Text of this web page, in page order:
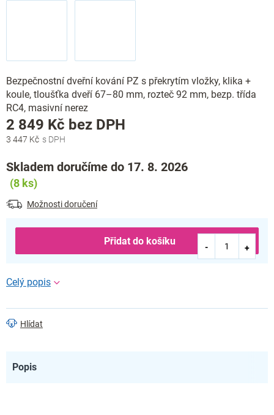
Bezpečnostní dveřní kování PZ s překrytím vložky, klika +
koule, tloušťka dveří 67–80 mm, rozteč 92 mm, bezp. třída
RC4, masivní nerez
3 447 Kč
2 849 Kč bez DPH
Skladem doručíme do 17. 8. 2026
(8 ks)
Možnosti doručení
Přidat do košíku
Hlídat
Popis